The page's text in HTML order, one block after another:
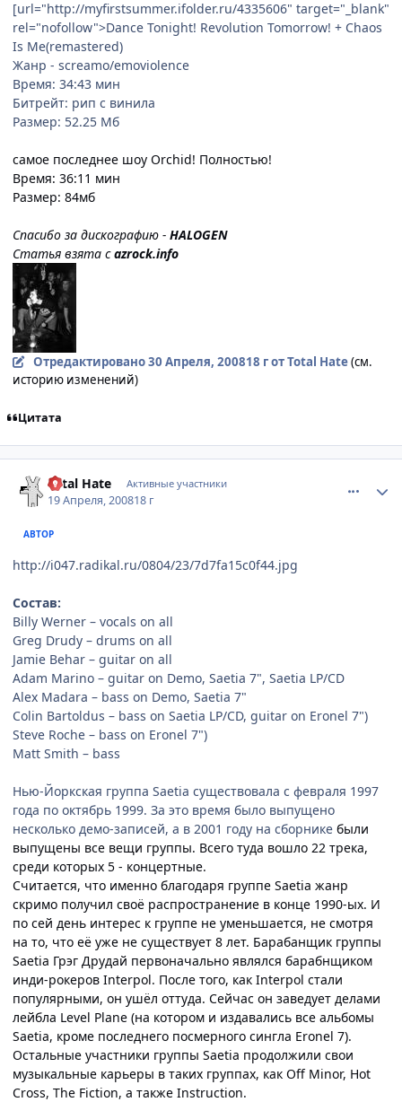
[url="http://myfirstsummer.ifolder.ru/4335606" target="_blank"
rel="nofollow">Dance Tonight! Revolution Tomorrow! + Chaos
Is Me(remastered)
Жанр - screamo/emoviolence
Время: 34:43 мин
Битрейт: рип с винила
Размер: 52.25 Мб
самое последнее шоу Orchid! Полностью!
Время: 36:11 мин
Размер: 84мб
Спасибо за дискографию - HALOGEN
Статья взята сazrock.info
Отредактировано30 Апреля, 200818 гот Total Hate(см.
историю изменений)
Цитата
Total Hate Активные участники
19 Апреля, 200818 г
АВТОР
http://i047.radikal.ru/0804/23/7d7fa15c0f44.jpg
Состав:
Billy Werner – vocals on all
Greg Drudy – drums on all
Jamie Behar – guitar on all
Adam Marino – guitar on Demo, Saetia 7", Saetia LP/CD
Alex Madara – bass on Demo, Saetia 7"
Colin Bartoldus – bass on Saetia LP/CD, guitar on Eronel 7")
Steve Roche – bass on Eronel 7")
Matt Smith – bass
Нью-Йоркская группа Saetia cуществовала с февраля 1997
года по октябрь 1999. За это время было выпущено
несколько демо-записей, а в 2001 году на сборнике были
выпущены все вещи группы. Всего туда вошло 22 трека,
среди которых 5 - концертные.
Считается, что именно благодаря группе Saetia жанр
скримо получил своё распространение в конце 1990-ых. И
по сей день интерес к группе не уменьшается, не смотря
на то, что её уже не существует 8 лет. Барабанщик группы
Saetia Грэг Друдай первоначально являлся барабнщиком
инди-рокеров Interpol. После того, как Interpol стали
популярными, он ушёл оттуда. Сейчас он заведует делами
лейбла Level Plane (на котором и издавались все альбомы
Saetia, кроме последнего посмерного сингла Eronel 7).
Остальные участники группы Saetia продолжили свои
музыкальные карьеры в таких группах, как Off Minor, Hot
Cross, The Fiction, а также Instruction.